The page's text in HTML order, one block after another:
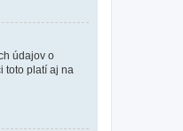
údajov o
toto platí aj na